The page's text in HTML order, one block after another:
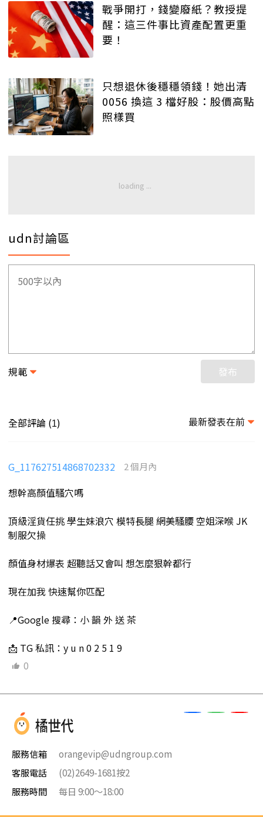
戰爭開打，錢變廢紙？教授提
醒：這三件事比資產配置更重
要！
只想退休後穩穩領錢！她出清
0056 換這 3 檔好股：股價高點
照樣買
udn討論區
規範 發布
全部評論 (1) 最新發表在前
G_117627514868702332 2 個月內
想幹高顏值騷穴嗎
頂級淫貨任挑 學生妹浪穴 模特長腿 網美騷腰 空姐深喉 JK
制服欠操
顏值身材爆表 超聽話又會叫 想怎麼狠幹都行
現在加我 快速幫你匹配
📍Google 搜尋：小 韻 外 送 茶
📩 TG 私訊：y u n 0 2 5 1 9
0
服務信箱
orangevip@udngroup.com
客服電話
(02)2649-1681按2
服務時間
每日 9:00～18:00